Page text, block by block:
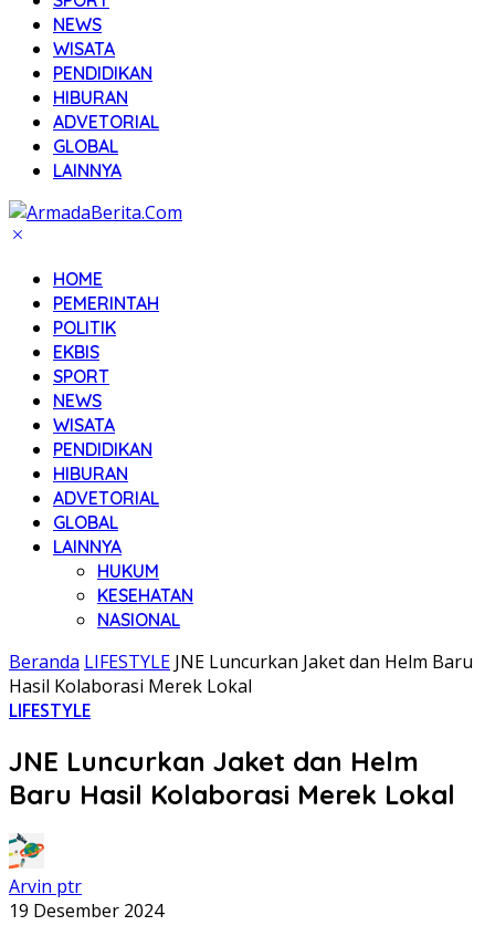
NEWS
WISATA
PENDIDIKAN
HIBURAN
ADVETORIAL
GLOBAL
LAINNYA
HOME
PEMERINTAH
POLITIK
EKBIS
SPORT
NEWS
WISATA
PENDIDIKAN
HIBURAN
ADVETORIAL
GLOBAL
LAINNYA
HUKUM
KESEHATAN
NASIONAL
Beranda LIFESTYLE JNE Luncurkan Jaket dan Helm Baru
Hasil Kolaborasi Merek Lokal
LIFESTYLE
JNE Luncurkan Jaket dan Helm
Baru Hasil Kolaborasi Merek Lokal
Arvin ptr
19 Desember 2024